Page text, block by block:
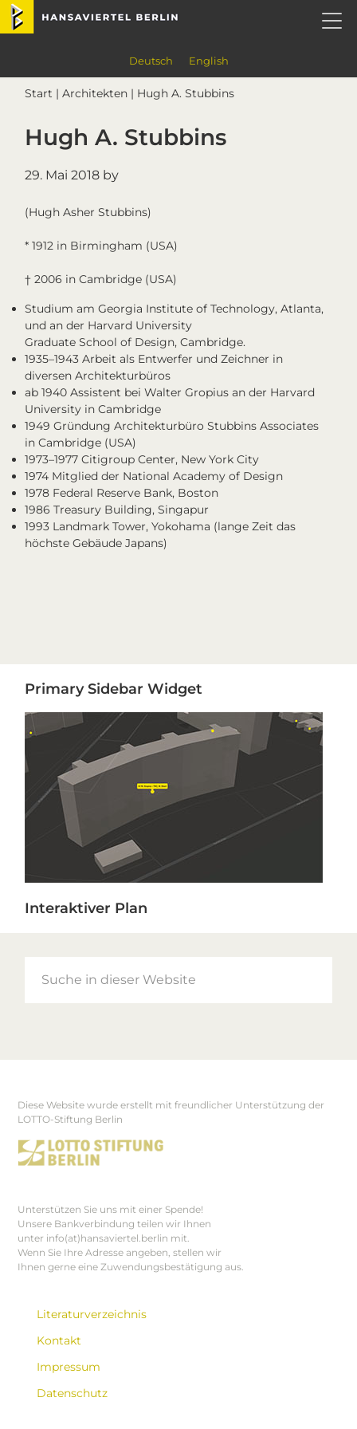
Skip
Skip
Skip
Skip
Deutsch English
Start |Architekten | Hugh A. Stubbins
Hugh A. Stubbins
29. Mai 2018 by
(Hugh Asher Stubbins)
* 1912 in Birmingham (USA)
† 2006 in Cambridge (USA)
Studium am Georgia Institute of Technology, Atlanta,
und an der Harvard University
Graduate School of Design, Cambridge.
1935–1943 Arbeit als Entwerfer und Zeichner in
diversen Architekturbüros
ab 1940 Assistent bei Walter Gropius an der Harvard
University in Cambridge
1949 Gründung Architekturbüro Stubbins Associates
in Cambridge (USA)
1973–1977 Citigroup Center, New York City
1974 Mitglied der National Academy of Design
1978 Federal Reserve Bank, Boston
1986 Treasury Building, Singapur
1993 Landmark Tower, Yokohama (lange Zeit das
höchste Gebäude Japans)
Sidebar
Primary Sidebar Widget
Interaktiver Plan
Footer
Diese Website wurde erstellt mit freundlicher Unterstützung der
LOTTO-Stiftung Berlin
Unterstützen Sie uns mit einer Spende!
Unsere Bankverbindung teilen wir Ihnen
unter info(at)hansaviertel.berlin mit.
Wenn Sie Ihre Adresse angeben, stellen wir
Ihnen gerne eine Zuwendungsbestätigung aus.
Literaturverzeichnis
Kontakt
Impressum
Datenschutz